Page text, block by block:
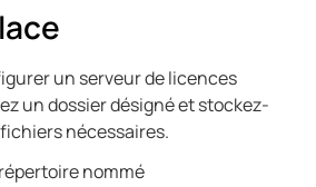
un serveur de licences
un dossier désigné et stockez-
nécessaires.
nommé